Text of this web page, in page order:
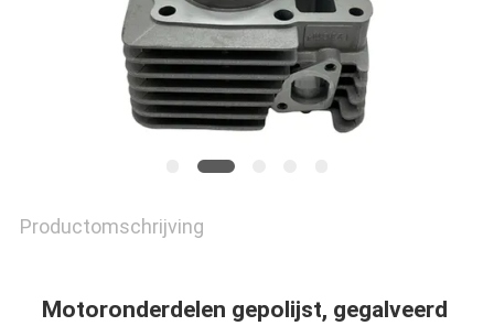
SITEMAP
PRIVACYBELEID
Productomschrijving
Motoronderdelen gepolijst, gegalveerd